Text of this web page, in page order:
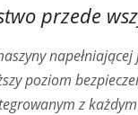
przede
poziom
z